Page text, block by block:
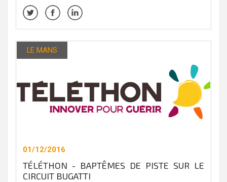
LE MANS
01/12/2016
TÉLÉTHON - BAPTÊMES DE PISTE SUR LE
CIRCUIT BUGATTI